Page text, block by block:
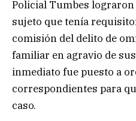
Policial Tumbes
sujeto que tenía
comisión del delito de
familiar en agravio de
inmediato fue puesto a
correspondientes para
caso.